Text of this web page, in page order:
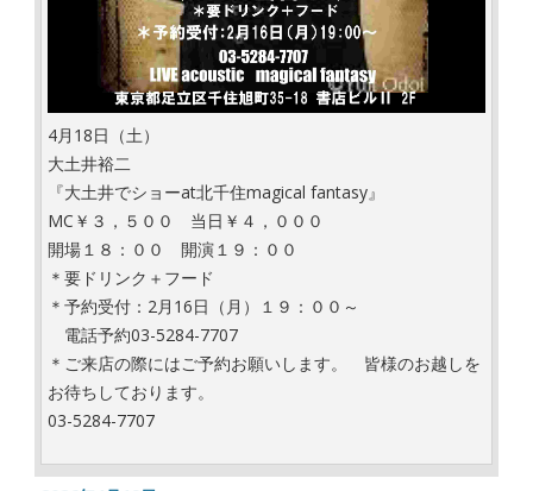
4月18日（土）
大土井裕二
『大土井でショーat北千住magical fantasy』
MC￥３，５００ 当日￥４，０００
開場１８：００ 開演１９：００
＊要ドリンク＋フード
＊予約受付：2月16日（月）１９：００～
電話予約03-5284-7707
＊ご来店の際にはご予約お願いします。 皆様のお越しを
お待ちしております。
03-5284-7707